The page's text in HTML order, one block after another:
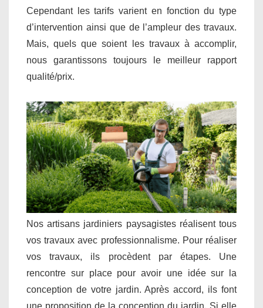
Cependant les tarifs varient en fonction du type
d’intervention ainsi que de l’ampleur des travaux.
Mais, quels que soient les travaux à accomplir,
nous garantissons toujours le meilleur rapport
qualité/prix.
Nos artisans jardiniers paysagistes réalisent tous
vos travaux avec professionnalisme. Pour réaliser
vos travaux, ils procèdent par étapes. Une
rencontre sur place pour avoir une idée sur la
conception de votre jardin. Après accord, ils font
une proposition de la conception du jardin. Si elle